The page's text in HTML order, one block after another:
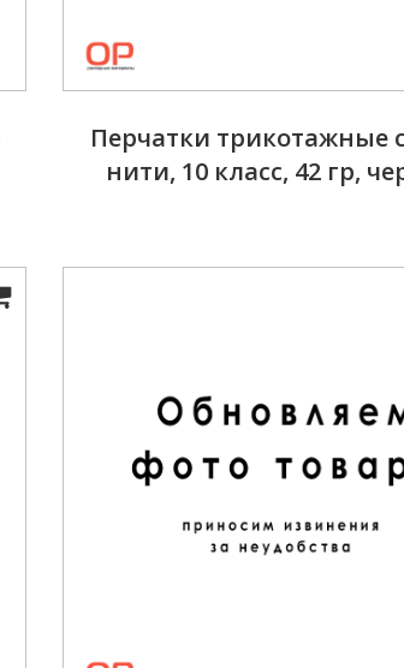
Перчатки трикотажные
нити, 10 класс, 42 гр,